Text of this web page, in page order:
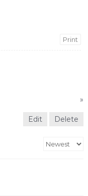
Print
»
Edit Delete